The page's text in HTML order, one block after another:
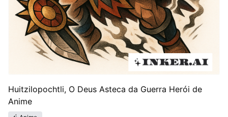
Huitzilopochtli, O Deus Asteca da Guerra Herói de
Anime